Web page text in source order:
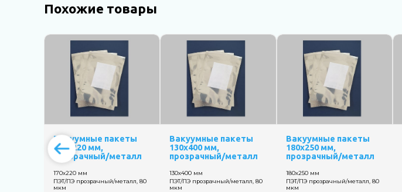
Похожие товары
Вакуумные пакеты
170х220 мм,
прозрачный/металл
170х220 мм
ПЭТ/ПЭ прозрачный/металл, 80
мкм
Вакуумные пакеты
130х400 мм,
прозрачный/металл
130х400 мм
ПЭТ/ПЭ прозрачный/металл, 80
мкм
Вакуумные пакеты
180х250 мм,
прозрачный/металл
180х250 мм
ПЭТ/ПЭ прозрачный/металл, 80
мкм